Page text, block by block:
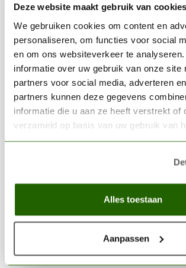
Deze website maakt gebruik van cookies
We gebruiken cookies om content en
personaliseren, om functies voor social
en om ons websiteverkeer te
informatie over uw gebruik van onze site
partners voor social media, adverteren
partners kunnen deze gegevens
informatie die u aan ze heeft verstrekt of
verzameld op basis van uw gebruik van
Alles toestaan
Aanpassen
€13,53
Op voorraad